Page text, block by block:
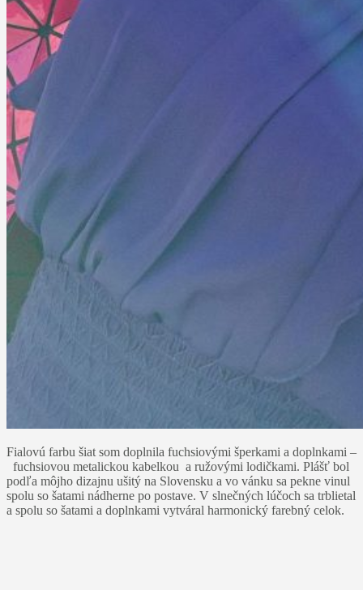
Fialovú farbu šiat som doplnila fuchsiovými šperkami a doplnkami –
fuchsiovou metalickou kabelkou a ružovými lodičkami. Plášť bol
podľa môjho dizajnu ušitý na Slovensku a vo vánku sa pekne vinul
spolu so šatami nádherne po postave. V slnečných lúčoch sa trblietal
a spolu so šatami a doplnkami vytváral harmonický farebný celok.